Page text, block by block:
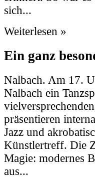
sich...
Weiterlesen »
Ein ganz
Nalbach. Am 17.
Nalbach ein
präsentieren
Jazz und
Künstlertreff. Die
Magie: modernes
aus...